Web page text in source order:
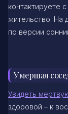
контактируете
жительство. На
по версии
Умершая
Увидеть
здоровой – к